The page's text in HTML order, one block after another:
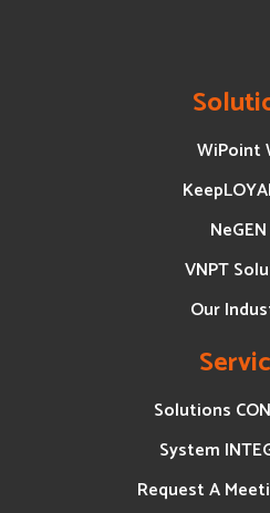
WiPoint
VNPT
Our
Solutions
System
Request A